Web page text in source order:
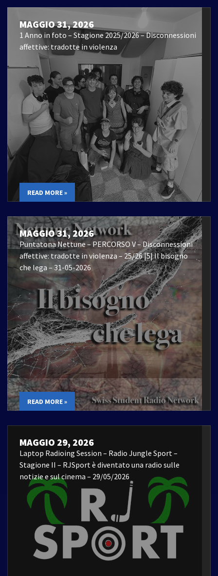
MAGGIO 31, 2026
1 Anno in foto – Stagione 2025/2026 – Disconnessioni
affettive: tradotte in violenza
READ MORE »
MAGGIO 31, 2026
Puntatona Nettune – PERCORSO V – Disconnessioni
affettive: tradotte in violenza – 25/26 |5| Il bisogno
che lega – 31-05-2026
READ MORE »
MAGGIO 29, 2026
Laptop Radioing Session – Radio Jungle Sport –
Stagione II – RJSport è diventato una radio sulle
notizie e sul cinema – 29/05/2026